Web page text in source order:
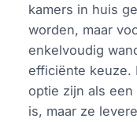
kamers in huis
worden, maar
enkelvoudig
efficiënte keuze.
optie zijn als
is, maar ze